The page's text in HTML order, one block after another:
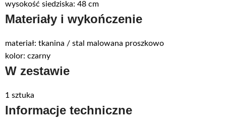
wysokość siedziska: 48 cm
Materiały i wykończenie
materiał: tkanina / stal malowana proszkowo
kolor: czarny
W zestawie
1 sztuka
Informacje techniczne